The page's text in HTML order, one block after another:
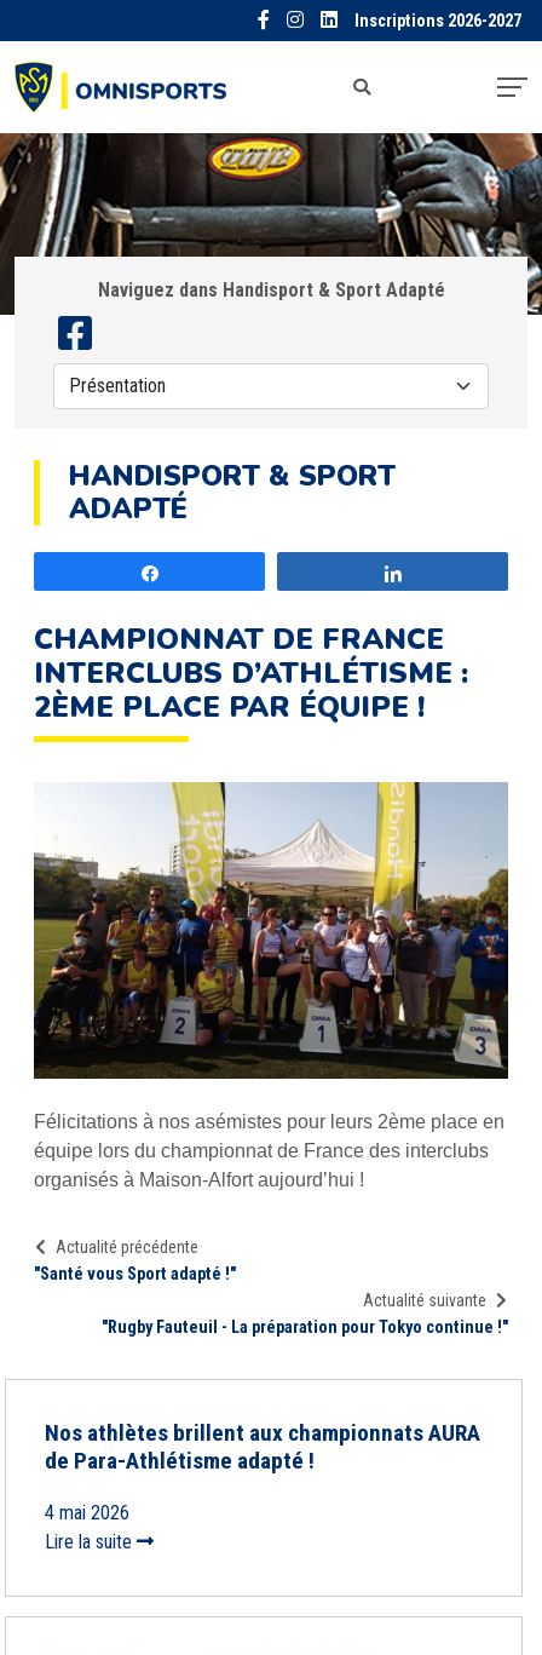
Inscriptions 2026-2027
Naviguez dans Handisport & Sport Adapté
HANDISPORT & SPORT
ADAPTÉ
CHAMPIONNAT DE FRANCE
INTERCLUBS D’ATHLÉTISME :
2ÈME PLACE PAR ÉQUIPE !
Félicitations à nos asémistes pour leurs 2ème place en
équipe lors du championnat de France des interclubs
organisés à Maison-Alfort aujourd’hui !
Actualité précédente
"Santé vous Sport adapté !"
Actualité suivante
"Rugby Fauteuil - La préparation pour Tokyo continue !"
Nos athlètes brillent aux championnats AURA
de Para-Athlétisme adapté !
4 mai 2026
Lire la suite